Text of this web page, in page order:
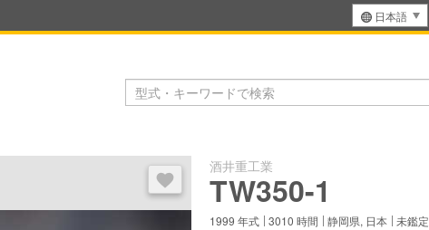
日本語
酒井重工業
TW350-1
1999 年式 3010 時間 静岡県, 日本 未鑑定
ログイン後にお気に入り登録できます。